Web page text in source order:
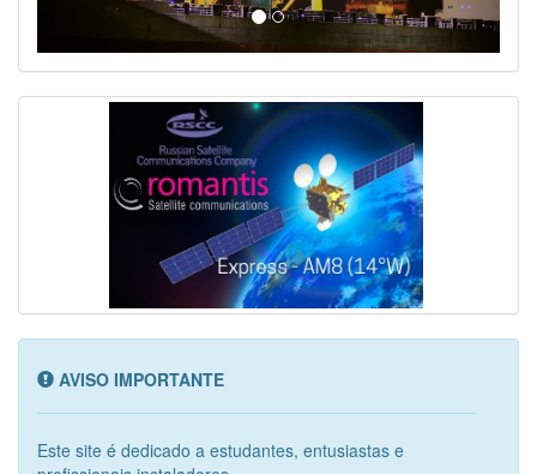
AVISO IMPORTANTE
Este site é dedicado a estudantes, entusiastas e